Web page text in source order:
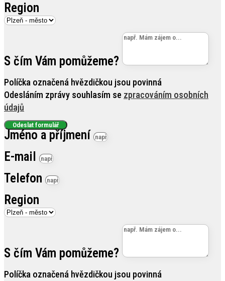
Region
S čím Vám pomůžeme?
Políčka označená hvězdičkou jsou povinná
Odesláním zprávy souhlasím se zpracováním osobních
údajů
Odeslat formulář
Jméno a příjmení
E-mail
Telefon
Region
S čím Vám pomůžeme?
Políčka označená hvězdičkou jsou povinná